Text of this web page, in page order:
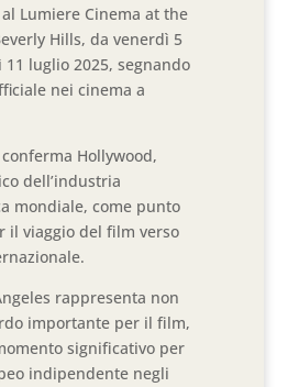
Lumiere Cinema at the
Hills, da venerdì 5
luglio 2025, segnando
nei cinema a
Hollywood,
dell’industria
mondiale, come punto
il viaggio del film verso
rappresenta non
importante per il film,
significativo per
indipendente negli